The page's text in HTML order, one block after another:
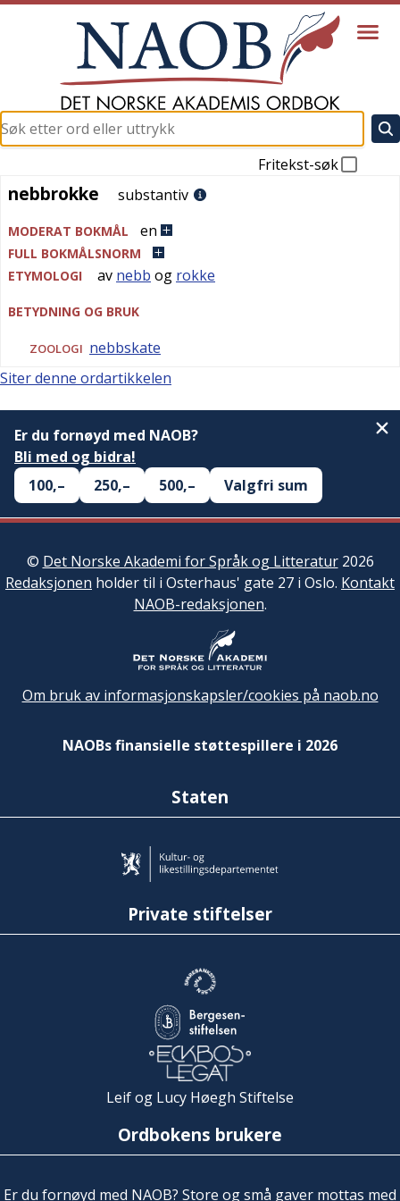
Fritekst-søk
nebbrokke
nebbrokke substantiv
MODERAT BOKMÅL en
FULL BOKMÅLSNORM
ETYMOLOGI
av nebb og rokke
BETYDNING OG BRUK
ZOOLOGI nebbskate
Siter denne ordartikkelen
Er du fornøyd med NAOB?
Bli med og bidra!
100,–
250,– 500,– Valgfri sum
© Det Norske Akademi for Språk og Litteratur2026
Redaksjonen holder til i Osterhaus' gate 27 i Oslo. Kontakt
NAOB-redaksjonen.
Om bruk av informasjonskapsler/cookies på naob.no
NAOBs finansielle støttespillere i 2026
Staten
Private stiftelser
Leif og Lucy Høegh Stiftelse
Ordbokens brukere
Er du fornøyd med NAOB? Store og små gaver mottas med